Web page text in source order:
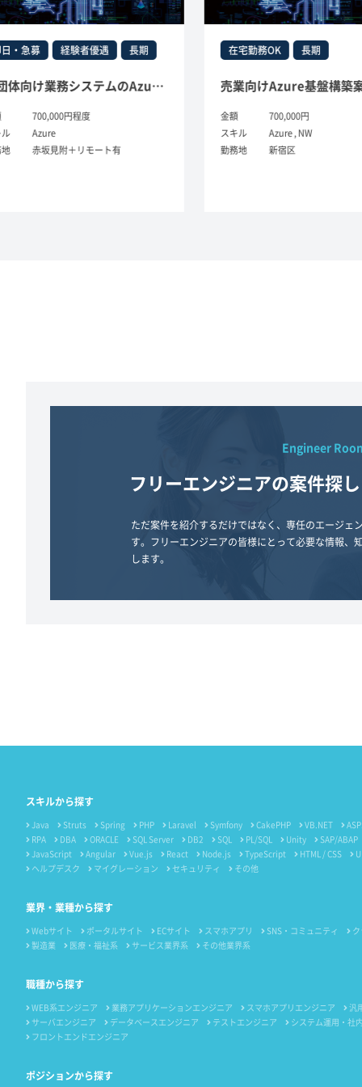
・急募 経験者優遇 長期
某団体向け業務システムのAzure環境構築(Azureサービス設計構築経験)
700,000円程度
Azure
赤坂見附＋リモート有
在宅勤務OK 長期
金額
700,000円
スキル
Azure , NW
勤務地
新宿区
Engineer
フリーエンジニアの案件探
ただ案件を紹介するだけではなく、専任のエージェ
す。フリーエンジニアの皆様にとって必要な情報、
します。
スキルから探す
Java Struts Spring PHP Laravel Symfony CakePHP VB.NET
RPA
DBA ORACLE SQL Server DB2 SQL PL/SQL Unity
SAP/ABAP
JavaScript
Angular Vue.js React Node.js TypeScript HTML / CSS
ヘルプデスク
マイグレーション セキュリティ その他
業界・業種から探す
Webサイト ポータルサイト ECサイト スマホアプリ SNS・コミュニティ
製造業
医療・福祉系 サービス業界系 その他業界系
職種から探す
WEB系エンジニア 業務アプリケーションエンジニア スマホアプリエンジニア
汎
サーバエンジニア
データベースエンジニア テストエンジニア
システム運用・社
フロントエンドエンジニア
ポジションから探す